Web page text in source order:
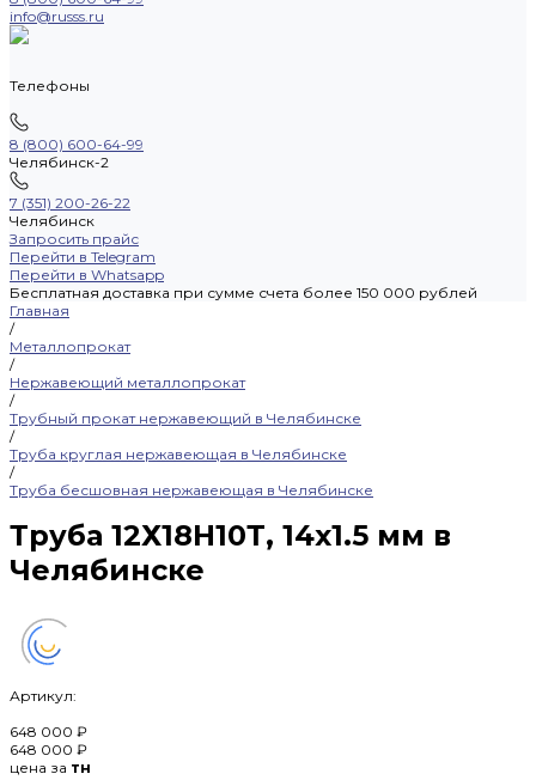
info@russs.ru
Телефоны
8 (800) 600-64-99
Челябинск-2
7 (351) 200-26-22
Челябинск
Запросить прайс
Перейти в Telegram
Перейти в Whatsapp
Бесплатная доставка при сумме счета более 150 000 рублей
Главная
/
Металлопрокат
/
Нержавеющий металлопрокат
/
Трубный прокат нержавеющий в Челябинске
/
Труба круглая нержавеющая в Челябинске
/
Труба бесшовная нержавеющая в Челябинске
Труба 12Х18Н10Т, 14х1.5 мм в
Челябинске
Артикул:
648 000 ₽
648 000 ₽
цена за тн